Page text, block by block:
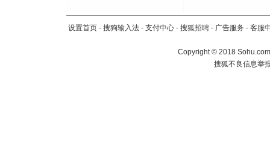
设置首页 - 搜狗输入法 - 支付中心 - 搜狐招聘 - 广告服务 - 客服
Copyright ©2018
搜狐不良信息举